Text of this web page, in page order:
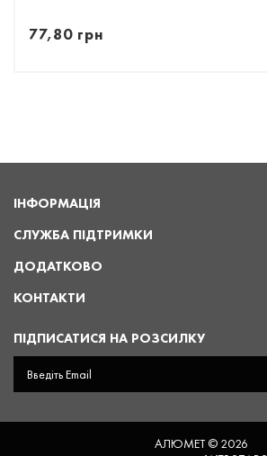
77,80 грн
ІНФОРМАЦІЯ
СЛУЖБА ПІДТРИМКИ
ДОДАТКОВО
КОНТАКТИ
ПІДПИСАТИСЯ НА РОЗСИЛКУ
АЛЮМЕТ © 2026